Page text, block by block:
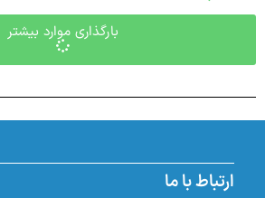
بارگذاری موارد بیشتر
ارتباط با ما